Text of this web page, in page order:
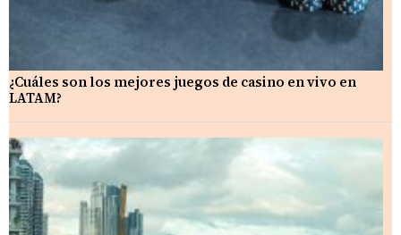
¿Cuáles son los mejores juegos de casino en vivo en
LATAM?